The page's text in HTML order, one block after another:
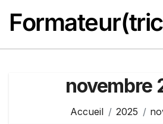
contenu
novembre
Accueil 2025